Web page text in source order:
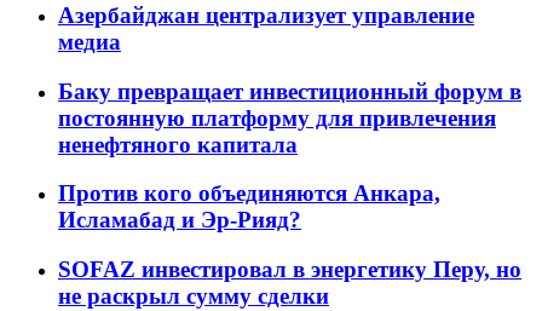
Азербайджан централизует управление
медиа
Баку превращает инвестиционный форум в
постоянную платформу для привлечения
ненефтяного капитала
Против кого объединяются Анкара,
Исламабад и Эр-Рияд?
SOFAZ инвестировал в энергетику Перу, но
не раскрыл сумму сделки